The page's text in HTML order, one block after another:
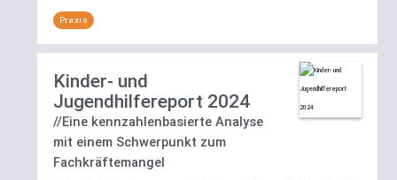
Praxis
Kinder- und
Jugendhilfereport 2024
//Eine kennzahlenbasierte Analyse
mit einem Schwerpunkt zum
Fachkräftemangel